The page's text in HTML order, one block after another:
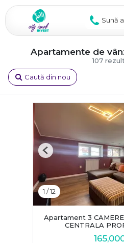
Sună
107
Apartamente de
Caută din nou
1 /12
Previous
Apartament 3
CENTRALA